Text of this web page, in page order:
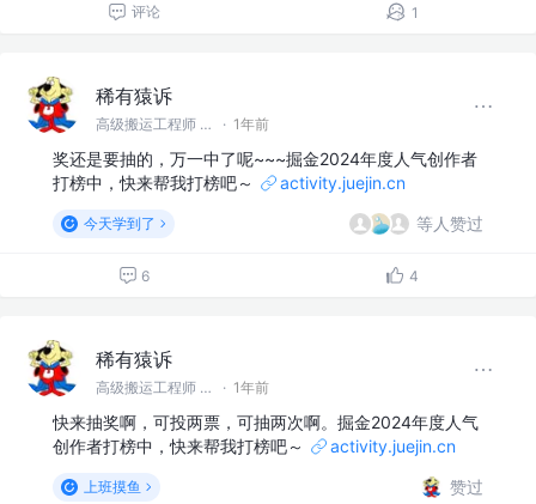
评论 1
稀有猿诉
高级搬运工程师 @稀有猿诉 · 1年前
奖还是要抽的，万一中了呢~~~掘金2024年度人气创作者
打榜中，快来帮我打榜吧～
activity.juejin.cn
今天学到了 等人赞过
6 4
稀有猿诉
高级搬运工程师 @稀有猿诉 · 1年前
快来抽奖啊，可投两票，可抽两次啊。掘金2024年度人气
创作者打榜中，快来帮我打榜吧～
activity.juejin.cn
上班摸鱼 赞过